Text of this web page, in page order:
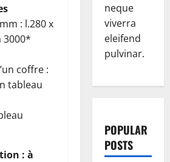
: l.280 x
3000*
coffre :
tableau
: à
neque
viverra
eleifend
pulvinar.
POPULAR
POSTS